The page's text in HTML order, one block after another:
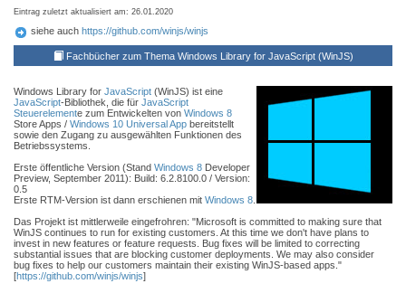
Eintrag zuletzt aktualisiert am: 26.01.2020
siehe auch https://github.com/winjs/winjs
Fachbücher zum Thema Windows Library for JavaScript (WinJS)
Windows Library for JavaScript (WinJS) ist eine
JavaScript-Bibliothek, die für JavaScript
Steuerelemente zum Entwickelten von Windows 8
Store Apps / Windows 10 Universal App bereitstellt
sowie den Zugang zu ausgewählten Funktionen des
Betriebssystems.
Erste öffentliche Version (Stand Windows 8 Developer
Preview, September 2011): Build: 6.2.8100.0 / Version:
0.5
Erste RTM-Version ist dann erschienen mit Windows 8
Das Projekt ist mittlerweile eingefrohren: "Microsoft is committed to making sure that
WinJS continues to run for existing customers. At this time we don't have plans to
invest in new features or feature requests. Bug fixes will be limited to correcting
substantial issues that are blocking customer deployments. We may also consider
bug fixes to help our customers maintain their existing WinJS-based apps."
[https://github.com/winjs/winjs]